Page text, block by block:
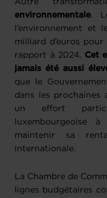
Autre
environnementale.
l’environnement et
milliard d’euros
rapport à 2024. Cet
jamais été aussi
que le
dans les prochaines
un effort
luxembourgeoise
maintenir sa
internationale.
La Chambre de
lignes budgétaires